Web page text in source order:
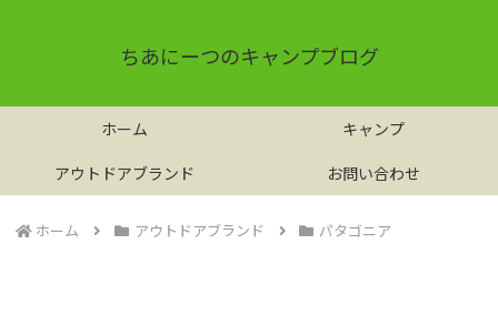
ちあにーつのキャンプブログ
ホーム
キャンプ
アウトドアブランド
お問い合わせ
ホーム アウトドアブランド パタゴニア